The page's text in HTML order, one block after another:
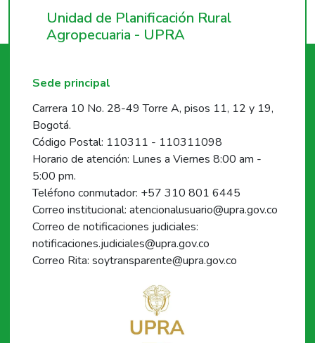
Unidad de Planificación Rural
Agropecuaria - UPRA
Sede principal
Carrera 10 No. 28-49 Torre A, pisos 11, 12 y 19,
Bogotá.
Código Postal: 110311 - 110311098
Horario de atención: Lunes a Viernes 8:00 am -
5:00 pm.
Teléfono conmutador: +57 310 801 6445
Correo institucional: atencionalusuario@upra.gov.co
Correo de notificaciones judiciales:
notificaciones.judiciales@upra.gov.co
Correo Rita: soytransparente@upra.gov.co